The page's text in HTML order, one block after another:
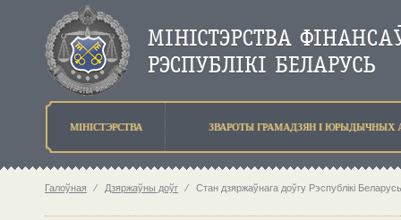
МIНIСТЭРСТВА ЗВАРОТЫ ГРАМАДЗЯН I ЮРЫДЫЧНЫХ
Галоўная ⁄ Дзяржаўны доўг ⁄ Стан дзяржаўнага доўгу Рэспублікі Беларусь